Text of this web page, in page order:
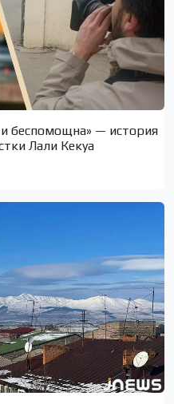
беспомощна» — история
Лали Кекуа